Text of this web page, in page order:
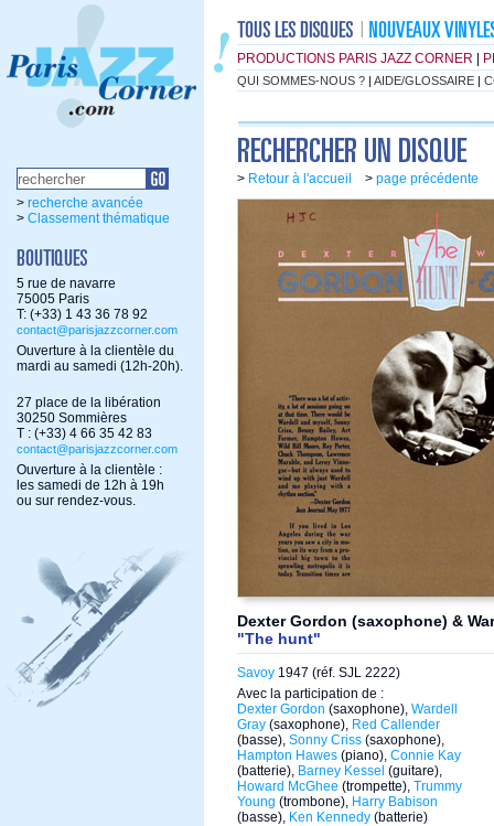
PRODUCTIONS PARIS JAZZ CORNER
QUI SOMMES-NOUS ? | AIDE/GLOSSAIRE |
> recherche avancée
> Classement thématique
5 rue de navarre
75005 Paris
T: (+33) 1 43 36 78 92
contact@parisjazzcorner.com
Ouverture à la clientèle du
mardi au samedi (12h-20h).
27 place de la libération
30250 Sommières
T : (+33) 4 66 35 42 83
contact@parisjazzcorner.com
Ouverture à la clientèle :
les samedi de 12h à 19h
ou sur rendez-vous.
> Retour à l'accueil > page précédente
Dexter Gordon (saxophone) &
"The hunt"
Savoy 1947 (réf. SJL 2222)
Avec la participation de :
Dexter Gordon (saxophone), Wardell
Gray (saxophone), Red Callender
(basse), Sonny Criss (saxophone),
Hampton Hawes (piano), Connie Kay
(batterie), Barney Kessel (guitare),
Howard McGhee (trompette), Trummy
Young (trombone), Harry Babison
(basse), Ken Kennedy (batterie)